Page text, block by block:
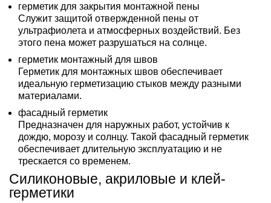
герметик для закрытия монтажной пены
Служит защитой отвержденной пены от
ультрафиолета и атмосферных воздействий. Без
этого пена может разрушаться на солнце.
герметик монтажный для швов
Герметик для монтажных швов обеспечивает
идеальную герметизацию стыков между разными
материалами.
фасадный герметик
Предназначен для наружных работ, устойчив к
дождю, морозу и солнцу. Такой фасадный герметик
обеспечивает длительную эксплуатацию и не
трескается со временем.
Силиконовые, акриловые и клей-
герметики